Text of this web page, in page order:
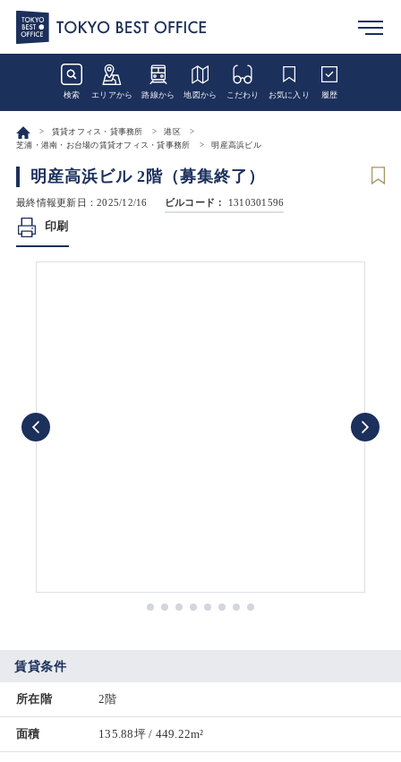
検索 エリアから 路線から 地図から こだわり お気に入り 履歴
賃貸オフィス・貸事務所
港区
芝浦・港南・お台場の賃貸オフィス・貸事務所
明産高浜ビル
明産高浜ビル 2階（募集終了）
最終情報更新日：2025/12/16 ビルコード： 1310301596
印刷
賃貸条件
所在階 2階
面積 135.88坪 / 449.22m²